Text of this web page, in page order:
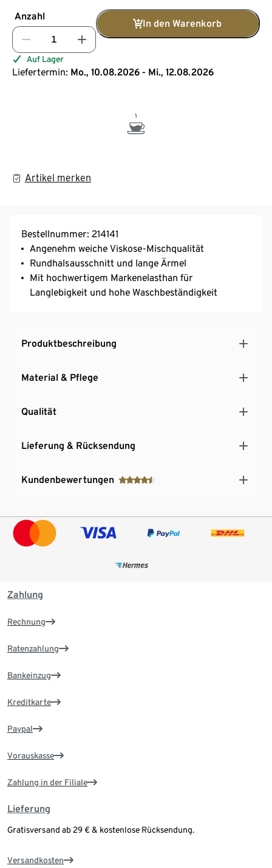
Anzahl
In den Warenkorb
Auf Lager
Liefertermin: Mo., 10.08.2026 - Mi., 12.08.2026
Artikel merken
Bestellnummer: 214141
Angenehm weiche Viskose-Mischqualität
Rundhalsausschnitt und lange Ärmel
Mit hochwertigem Markenelasthan für
Langlebigkeit und hohe Waschbeständigkeit
Produktbeschreibung
Material & Pflege
Qualität
Lieferung & Rücksendung
Kundenbewertungen
Zahlung
Rechnung
Ratenzahlung
Bankeinzug
Kreditkarte
Paypal
Vorauskasse
Zahlung in der Filiale
Lieferung
Gratisversand ab 29 € & kostenlose Rücksendung.
Versandkosten